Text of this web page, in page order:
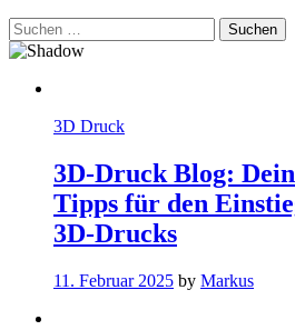
Suchen
nach:
3D Druck
3D-Druck Blog:
Tipps für den
3D-Drucks
11. Februar 2025 by Markus